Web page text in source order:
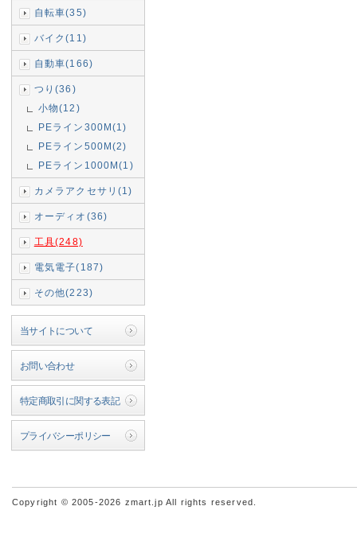
自転車(35)
バイク(11)
自動車(166)
つり(36)
小物(12)
PEライン300M(1)
PEライン500M(2)
PEライン1000M(1)
カメラアクセサリ(1)
オーディオ(36)
工具(248)
電気電子(187)
その他(223)
当サイトについて
お問い合わせ
特定商取引に関する表記
プライバシーポリシー
Copyright © 2005-2026 zmart.jp All rights reserved.